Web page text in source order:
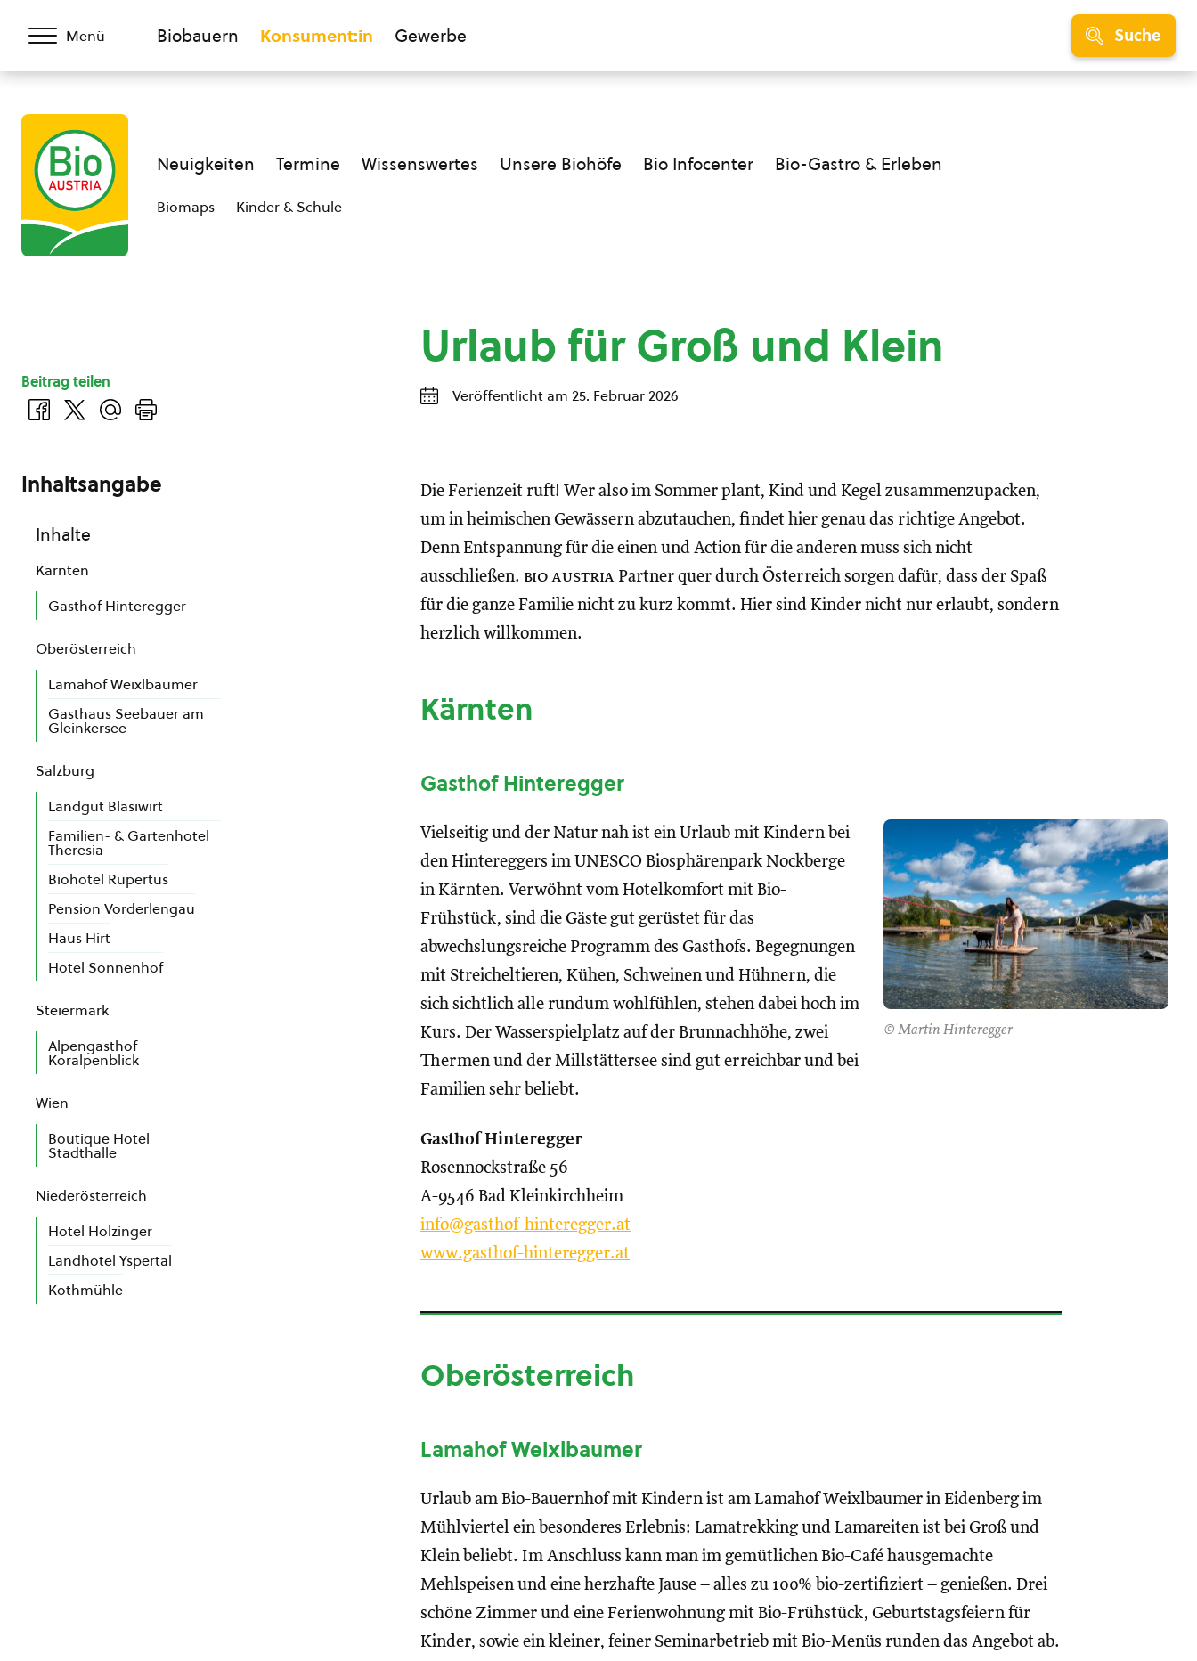
Menü Biobauern Konsument:in Gewerbe Suche
Neuigkeiten Termine Wissenswertes Unsere Biohöfe Bio Infocenter Bio-Gastro & Erleben
Biomaps Kinder & Schule
Urlaub für Groß und Klein
Veröffentlicht am 25. Februar 2026
Die Ferienzeit ruft! Wer also im Sommer plant, Kind und Kegel zusammenzupacken,
um in heimischen Gewässern abzutauchen, findet hier genau das richtige Angebot.
Denn Entspannung für die einen und Action für die anderen muss sich nicht
ausschließen. bio austria Partner quer durch Österreich sorgen dafür, dass der Spaß
für die ganze Familie nicht zu kurz kommt. Hier sind Kinder nicht nur erlaubt, sondern
herzlich willkommen.
Kärnten
Gasthof Hinteregger
© Martin Hinteregger
Vielseitig und der Natur nah ist ein Urlaub mit Kindern bei
den Hintereggers im UNESCO Biosphärenpark Nockberge
in Kärnten. Verwöhnt vom Hotelkomfort mit Bio-
Frühstück, sind die Gäste gut gerüstet für das
abwechslungsreiche Programm des Gasthofs. Begegnungen
mit Streicheltieren, Kühen, Schweinen und Hühnern, die
sich sichtlich alle rundum wohlfühlen, stehen dabei hoch im
Kurs. Der Wasserspielplatz auf der Brunnachhöhe, zwei
Thermen und der Millstättersee sind gut erreichbar und bei
Familien sehr beliebt.
Gasthof Hinteregger
Rosennockstraße 56
A-9546 Bad Kleinkirchheim
info@gasthof-hinteregger.at
www.gasthof-hinteregger.at
Oberösterreich
Lamahof Weixlbaumer
Urlaub am Bio-Bauernhof mit Kindern ist am Lamahof Weixlbaumer in Eidenberg im
Mühlviertel ein besonderes Erlebnis: Lamatrekking und Lamareiten ist bei Groß und
Klein beliebt. Im Anschluss kann man im gemütlichen Bio-Café hausgemachte
Mehlspeisen und eine herzhafte Jause – alles zu 100% bio-zertifiziert – genießen. Drei
schöne Zimmer und eine Ferienwohnung mit Bio-Frühstück, Geburtstagsfeiern für
Kinder, sowie ein kleiner, feiner Seminarbetrieb mit Bio-Menüs runden das Angebot ab.
Beitrag teilen
Inhaltsangabe
Inhalte
Kärnten
Gasthof Hinteregger
Oberösterreich
Lamahof Weixlbaumer
Gasthaus Seebauer am
Gleinkersee
Salzburg
Landgut Blasiwirt
Familien- & Gartenhotel
Theresia
Biohotel Rupertus
Pension Vorderlengau
Haus Hirt
Hotel Sonnenhof
Steiermark
Alpengasthof
Koralpenblick
Wien
Boutique Hotel
Stadthalle
Niederösterreich
Hotel Holzinger
Landhotel Yspertal
Kothmühle